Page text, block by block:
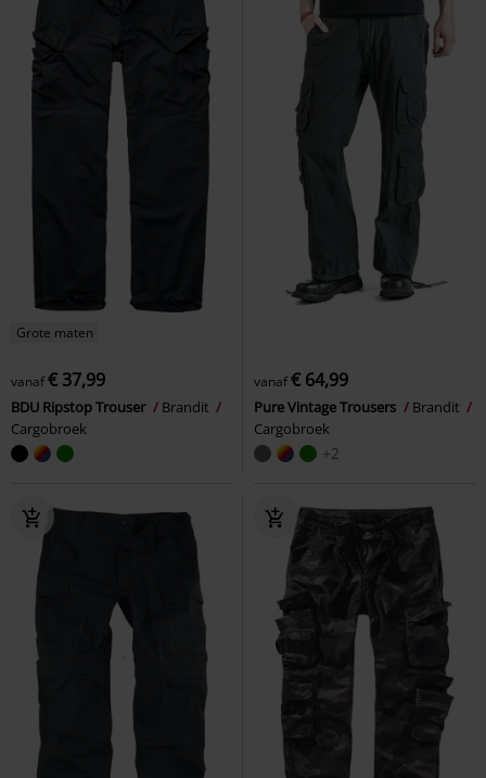
Grote maten
vanaf€ 37,99
BDU Ripstop Trouser
Brandit
Cargobroek
vanaf€ 64,99
Pure Vintage Trousers
Brandit
Cargobroek
+2